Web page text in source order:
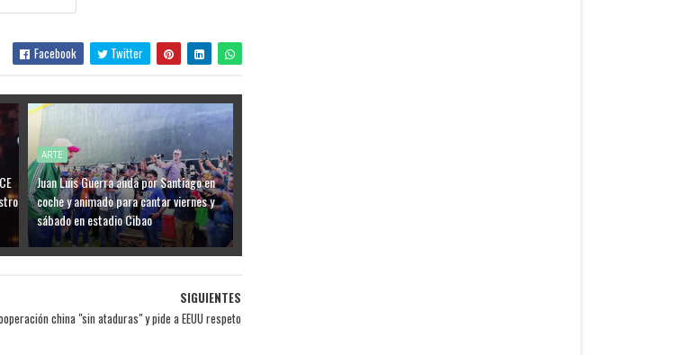
Facebook Twitter
ARTE
Juan Luis Guerra anda por Santiago en
coche y animado para cantar viernes y
sábado en estadio Cibao
SIGUIENTES
china "sin ataduras" y pide a EEUU respeto